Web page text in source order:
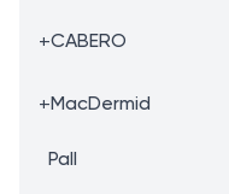
+CABERO
+MacDermid
Pall